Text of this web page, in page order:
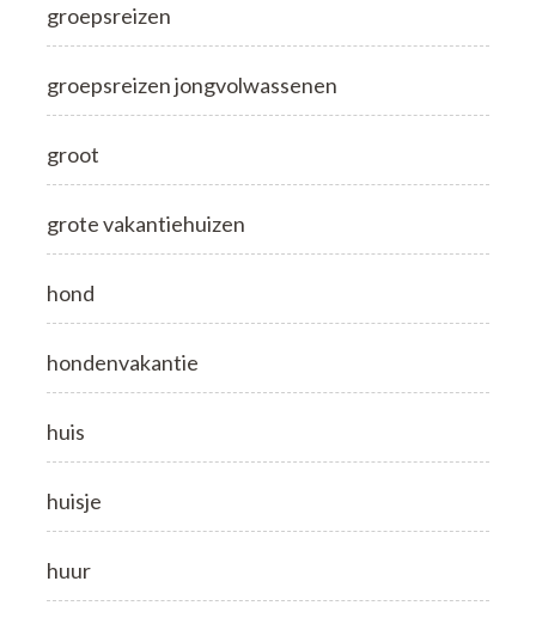
groepsreizen
groepsreizen jongvolwassenen
groot
grote vakantiehuizen
hond
hondenvakantie
huis
huisje
huur